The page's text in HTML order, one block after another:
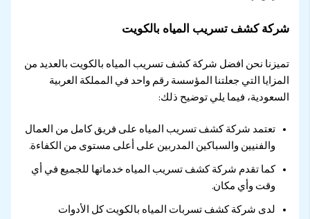
شركة كشف تسريب المياه بالكويت
تميزنا نحن افضل شركة كشف تسريب المياه بالكويت بالعديد من
المزايا التي جعلتنا المؤسسة رقم واحد في المملكة العربية
السعودية، فيما يلي توضيح ذلك:
تعتمد شركة كشف تسريب المياه على فريق كامل من العمال
والفنيين والسباكين المدربين على أعلى مستوى من الكفاءة.
كما تقدم شركة كشف تسريب المياه خدماتها للجميع في أي
وقت وأي مكان.
لدى شركة كشف تسربات المياه بالكويت كل الأدوات